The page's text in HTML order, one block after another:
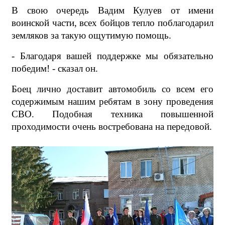
В свою очередь Вадим Кулуев от имени
воинской части, всех бойцов тепло поблагодарил
земляков за такую ощутимую помощь.
- Благодаря вашей поддержке мы обязательно
победим! - сказал он.
Боец лично доставит автомобиль со всем его
содержимым нашим ребятам в зону проведения
СВО. Подобная техника повышенной
проходимости очень востребована на передовой.